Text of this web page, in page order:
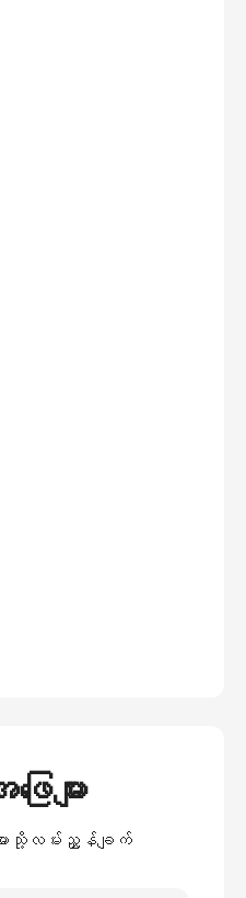
ေများ
းများသို့လမ်းညွှန်ချက်